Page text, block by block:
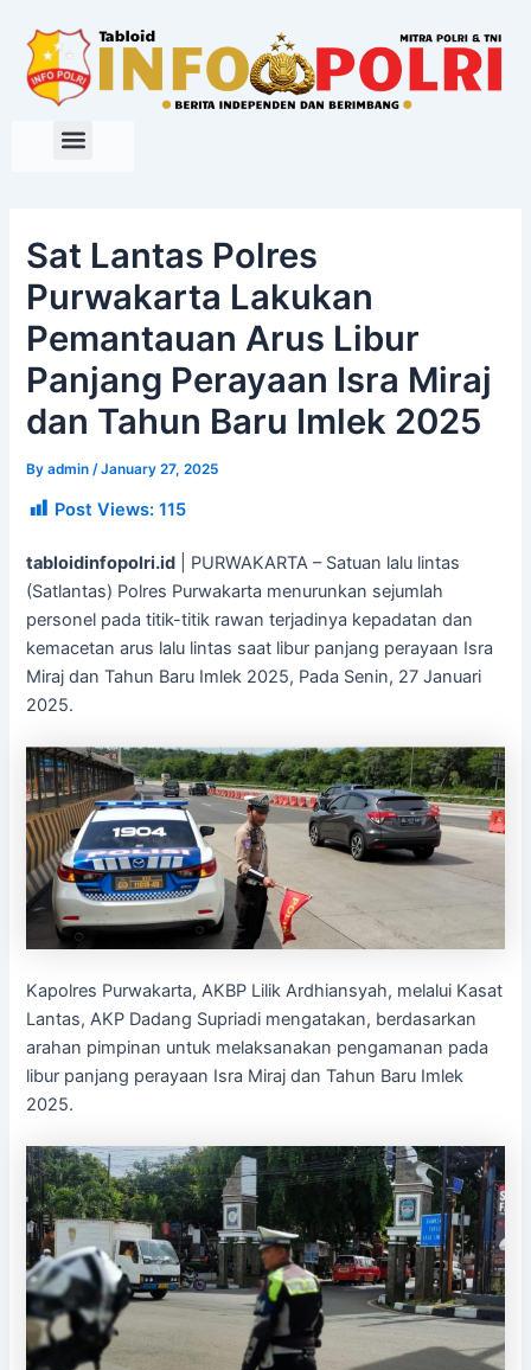
content
Sat Lantas Polres
Purwakarta Lakukan
Pemantauan Arus Libur
Panjang Perayaan Isra Miraj
dan Tahun Baru Imlek 2025
Byadmin/January 27, 2025
Post Views: 115
tabloidinfopolri.id | PURWAKARTA – Satuan lalu lintas
(Satlantas) Polres Purwakarta menurunkan sejumlah
personel pada titik-titik rawan terjadinya kepadatan dan
kemacetan arus lalu lintas saat libur panjang perayaan Isra
Miraj dan Tahun Baru Imlek 2025, Pada Senin, 27 Januari
2025.
Kapolres Purwakarta, AKBP Lilik Ardhiansyah, melalui Kasat
Lantas, AKP Dadang Supriadi mengatakan, berdasarkan
arahan pimpinan untuk melaksanakan pengamanan pada
libur panjang perayaan Isra Miraj dan Tahun Baru Imlek
2025.